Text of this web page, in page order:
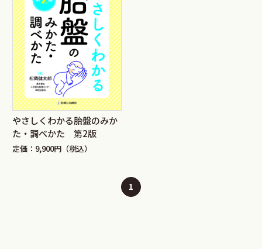
やさしくわかる胎盤のみか
た・調べかた 第2版
定価：9,900円（税込）
1